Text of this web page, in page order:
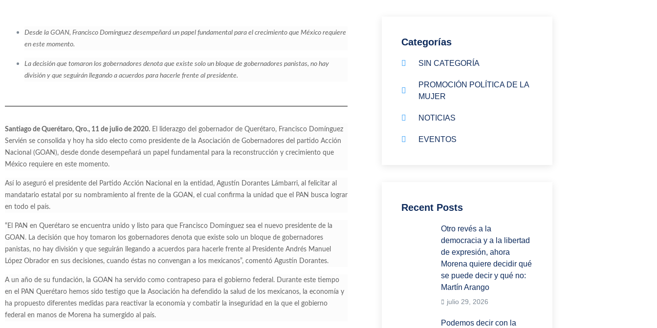
Desde la GOAN, Francisco Domínguez desempeñará un papel fundamental para el crecimiento que México requiere
en este momento.
La decisión que tomaron los gobernadores denota que existe solo un bloque de gobernadores panistas, no hay
división y que seguirán llegando a acuerdos para hacerle frente al presidente.
Santiago de Querétaro, Qro., 11 de julio de 2020. El liderazgo del gobernador de Querétaro, Francisco Domínguez
Servién se consolida y hoy ha sido electo como presidente de la Asociación de Gobernadores del partido Acción
Nacional (GOAN), desde donde desempeñará un papel fundamental para la reconstrucción y crecimiento que
México requiere en este momento.
Así lo aseguró el presidente del Partido Acción Nacional en la entidad, Agustín Dorantes Lámbarri, al felicitar al
mandatario estatal por su nombramiento al frente de la GOAN, el cual confirma la unidad que el PAN busca lograr
en todo el país.
“El PAN en Querétaro se encuentra unido y listo para que Francisco Domínguez sea el nuevo presidente de la
GOAN. La decisión que hoy tomaron los gobernadores denota que existe solo un bloque de gobernadores
panistas, no hay división y que seguirán llegando a acuerdos para hacerle frente al Presidente Andrés Manuel
López Obrador en sus decisiones, cuando éstas no convengan a los mexicanos”, comentó Agustín Dorantes.
A un año de su fundación, la GOAN ha servido como contrapeso para el gobierno federal. Durante este tiempo
en el PAN Querétaro hemos sido testigo que la Asociación ha defendido la salud de los mexicanos, la economía y
ha propuesto diferentes medidas para reactivar la economía y combatir la inseguridad en la que el gobierno
federal en manos de Morena ha sumergido al país.
Categorías
SIN CATEGORÍA
PROMOCIÓN POLÍTICA DE LA
MUJER
NOTICIAS
EVENTOS
Recent Posts
Otro revés a la
democracia y a la libertad
de expresión, ahora
Morena quiere decidir qué
se puede decir y qué no:
Martín Arango
julio 29, 2026
Podemos decir con la